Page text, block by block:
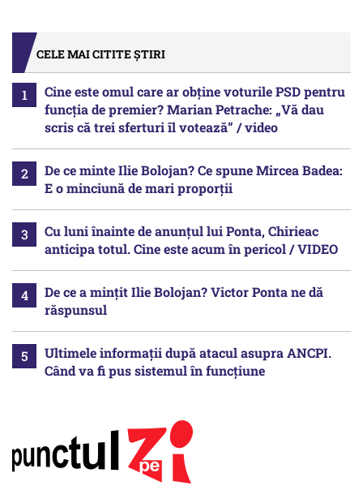
CELE MAI CITITE ȘTIRI
Cine este omul care ar obține voturile PSD pentru
funcția de premier? Marian Petrache: „Vă dau
scris că trei sferturi îl votează” / video
De ce minte Ilie Bolojan? Ce spune Mircea Badea:
E o minciună de mari proporții
Cu luni înainte de anunțul lui Ponta, Chirieac
anticipa totul. Cine este acum în pericol / VIDEO
De ce a mințit Ilie Bolojan? Victor Ponta ne dă
răspunsul
Ultimele informații după atacul asupra ANCPI.
Când va fi pus sistemul în funcțiune